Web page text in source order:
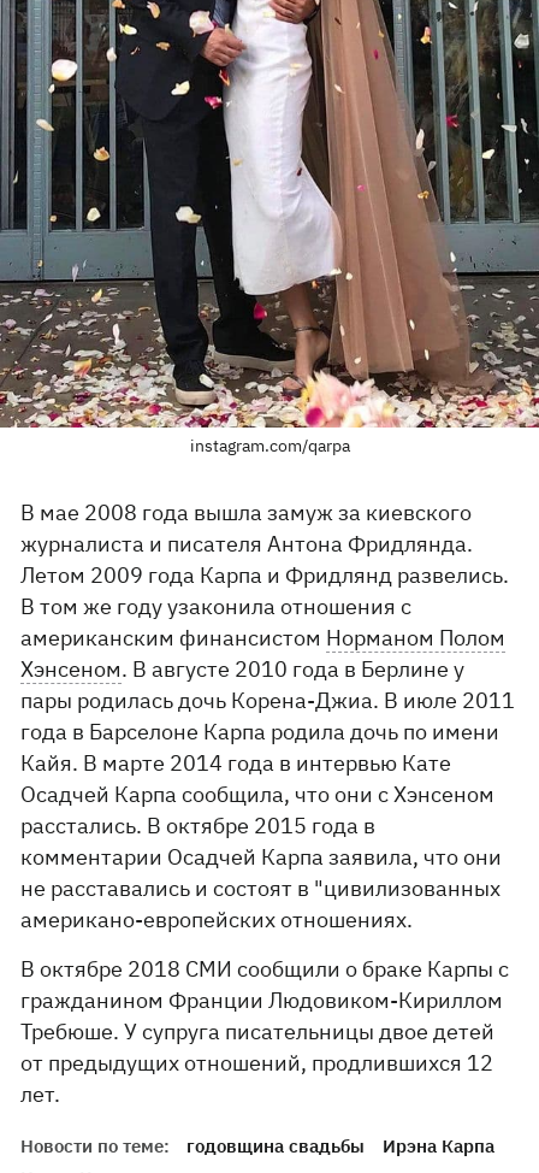
instagram.com/qarpa
В мае 2008 года вышла замуж за киевского
журналиста и писателя Антона Фридлянда.
Летом 2009 года Карпа и Фридлянд развелись.
В том же году узаконила отношения с
американским финансистом Норманом Полом
Хэнсеном. В августе 2010 года в Берлине у
пары родилась дочь Корена-Джиа. В июле 2011
года в Барселоне Карпа родила дочь по имени
Кайя. В марте 2014 года в интервью Кате
Осадчей Карпа сообщила, что они с Хэнсеном
расстались. В октябре 2015 года в
комментарии Осадчей Карпа заявила, что они
не расставались и состоят в "цивилизованных
американо-европейских отношениях.
В октябре 2018 СМИ сообщили о браке Карпы с
гражданином Франции Людовиком-Кириллом
Требюше. У супруга писательницы двое детей
от предыдущих отношений, продлившихся 12
лет.
Новости по теме: годовщина свадьбы
Ирэна Карпа